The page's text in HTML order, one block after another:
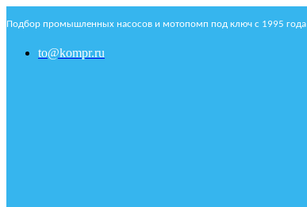
Подбор промышленных насосов и мотопомп под ключ с 1995 года
to@kompr.ru